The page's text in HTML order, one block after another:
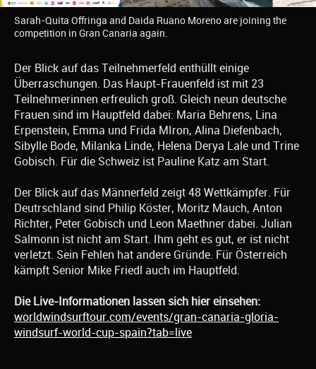
Sarah-Quita Offringa and Daida Ruano Moreno are joining the
competition in Gran Canaria again.
Der Blick auf das Teilnehmerfeld enthüllt einige
Überraschungen. Das Haupt-Frauenfeld ist mit 23
Teilnehmerinnen erfreulich groß. Gleich neun deutsche
Frauen sind im Hauptfeld dabei: Maria Behrens, Lina
Erpenstein, Emma und Frida MIron, Alina Diefenbach,
Sibylle Bode, Milanka Linde, Helena Derya Lale und Trine
Gobisch. Für die Schweiz ist Pauline Katz am Start.
Der Blick auf das Männerfeld zeigt 48 Wettkämpfer. Für
Deutrschland sind Philip Köster, Moritz Mauch, Anton
Richter, Peter Gobisch und Leon Maethner dabei. Julian
Salmonn ist nicht am Start. Ihm geht es gut, er ist nicht
verletzt. Sein Fehlen hat andere Gründe. Für Österreich
kämpft Senior Mike Friedl auch im Hauptfeld.
Die Live-Informationen lassen sich hier einsehen:
worldwindsurftour.com/events/gran-canaria-gloria-
windsurf-world-cup-spain?tab=live